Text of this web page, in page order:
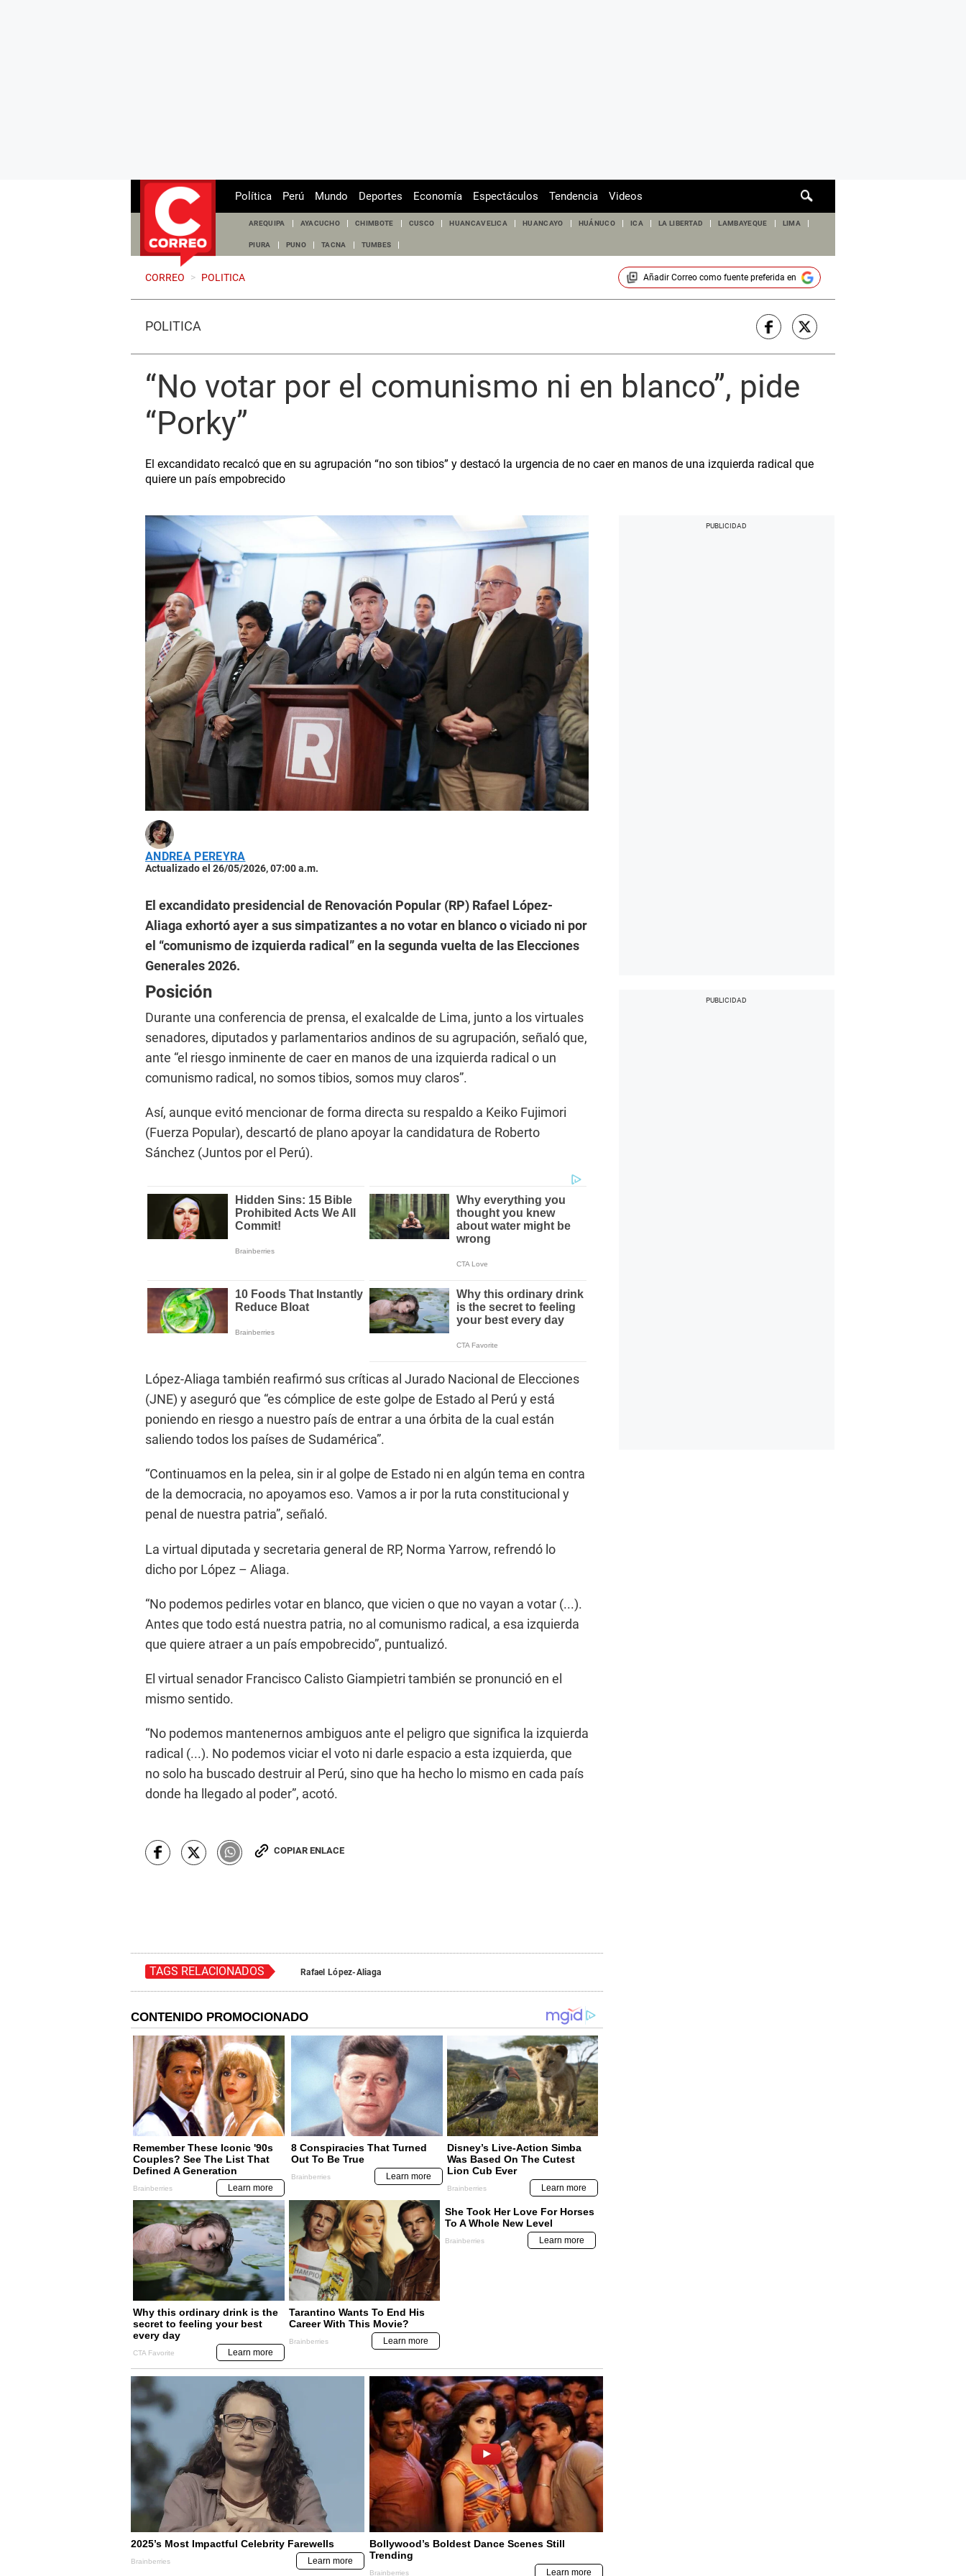
de
Política Perú Mundo Deportes Economía Espectáculos Tendencia Videos
AREQUIPA AYACUCHO CHIMBOTE CUSCO HUANCAVELICA HUANCAYO HUÁNUCO ICA LA LIBERTAD LAMBAYEQUE LIMA
PIURA PUNO TACNA TUMBES
CORREO > POLITICA Añadir Correocomo fuente preferida en
POLÍTICA
“No votar por el comunismo ni en blanco”, pide
“Porky”
El excandidato recalcó que en su agrupación “no son tibios” y destacó la urgencia de no caer en manos de una izquierda radical que
quiere un país empobrecido
ANDREA PEREYRA
Actualizado el 26/05/2026, 07:00 a.m.
El excandidato presidencial de Renovación Popular (RP) Rafael López-
Aliaga exhortó ayer a sus simpatizantes a no votar en blanco o viciado ni por
el “comunismo de izquierda radical” en la segunda vuelta de las Elecciones
Generales 2026.
Posición
Durante una conferencia de prensa, el exalcalde de Lima, junto a los virtuales
senadores, diputados y parlamentarios andinos de su agrupación, señaló que,
ante “el riesgo inminente de caer en manos de una izquierda radical o un
comunismo radical, no somos tibios, somos muy claros”.
Así, aunque evitó mencionar de forma directa su respaldo a Keiko Fujimori
(Fuerza Popular), descartó de plano apoyar la candidatura de Roberto
Sánchez (Juntos por el Perú).
López-Aliaga también reafirmó sus críticas al Jurado Nacional de Elecciones
(JNE) y aseguró que “es cómplice de este golpe de Estado al Perú y está
poniendo en riesgo a nuestro país de entrar a una órbita de la cual están
saliendo todos los países de Sudamérica”.
“Continuamos en la pelea, sin ir al golpe de Estado ni en algún tema en contra
de la democracia, no apoyamos eso. Vamos a ir por la ruta constitucional y
penal de nuestra patria”, señaló.
La virtual diputada y secretaria general de RP, Norma Yarrow, refrendó lo
dicho por López – Aliaga.
“No podemos pedirles votar en blanco, que vicien o que no vayan a votar (...).
Antes que todo está nuestra patria, no al comunismo radical, a esa izquierda
que quiere atraer a un país empobrecido”, puntualizó.
El virtual senador Francisco Calisto Giampietri también se pronunció en el
mismo sentido.
“No podemos mantenernos ambiguos ante el peligro que significa la izquierda
radical (...). No podemos viciar el voto ni darle espacio a esta izquierda, que
no solo ha buscado destruir al Perú, sino que ha hecho lo mismo en cada país
donde ha llegado al poder”, acotó.
COPIAR ENLACE
TAGS RELACIONADOS Rafael López-Aliaga